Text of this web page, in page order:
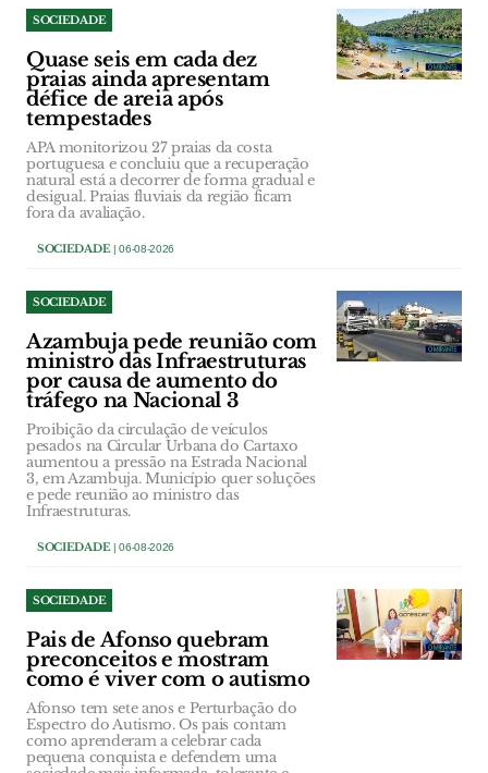
SOCIEDADE
Quase seis em cada dez
praias ainda apresentam
défice de areia após
tempestades
APA monitorizou 27 praias da costa
portuguesa e concluiu que a recuperação
natural está a decorrer de forma gradual e
desigual. Praias fluviais da região ficam
fora da avaliação.
SOCIEDADE| 06-08-2026
SOCIEDADE
Azambuja pede reunião com
ministro das Infraestruturas
por causa de aumento do
tráfego na Nacional 3
Proibição da circulação de veículos
pesados na Circular Urbana do Cartaxo
aumentou a pressão na Estrada Nacional
3, em Azambuja. Município quer soluções
e pede reunião ao ministro das
Infraestruturas.
SOCIEDADE| 06-08-2026
SOCIEDADE
Pais de Afonso quebram
preconceitos e mostram
como é viver com o autismo
Afonso tem sete anos e Perturbação do
Espectro do Autismo. Os pais contam
como aprenderam a celebrar cada
pequena conquista e defendem uma